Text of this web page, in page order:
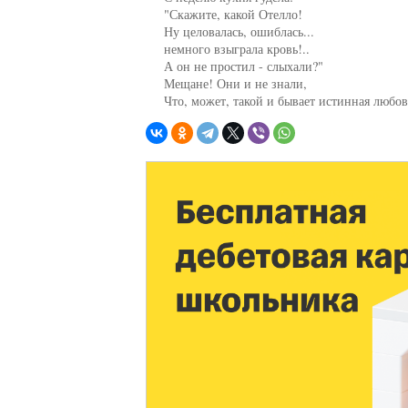
     "Скажите, какой Отелло!
     Ну целовалась, ошиблась...
     немного взыграла кровь!..
     А он не простил - слыхали?"
     Мещане! Они и не знали,
Что, может, такой и бывает истинная